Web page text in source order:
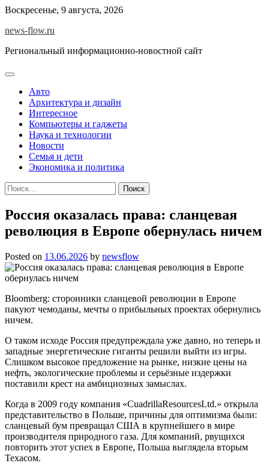
Skip
content
Воскресенье, 9 августа, 2026
news-flow.ru
Региональный информационно-новостной сайт
Авто
Архитектура и дизайн
Интересное
Компьютеры и гаджеты
Наука и технологии
Новости
Семья и дети
Экономика и политика
Найти:
Россия оказалась права: сланцевая
революция в Европе обернулась ничем
Posted on 13.06.2026 by newsflow
Bloomberg: сторонники сланцевой революции в Европе
пакуют чемоданы, мечты о прибыльных проектах обернулись
ничем.
О таком исходе Россия предупреждала уже давно, но теперь и
западные энергетические гиганты решили выйти из игры.
Слишком высокое предложение на рынке, низкие цены на
нефть, экологические проблемы и серьёзные издержки
поставили крест на амбициозных замыслах.
Когда в 2009 году компания «CuadrillaResourcesLtd.» открыла
представительство в Польше, причины для оптимизма были:
сланцевый бум превращал США в крупнейшего в мире
производителя природного газа. Для компаний, рвущихся
повторить этот успех в Европе, Польша выглядела вторым
Техасом.